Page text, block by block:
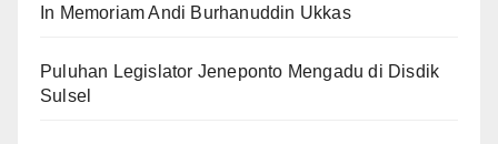
In Memoriam Andi Burhanuddin Ukkas
Puluhan Legislator Jeneponto Mengadu di Disdik
Sulsel